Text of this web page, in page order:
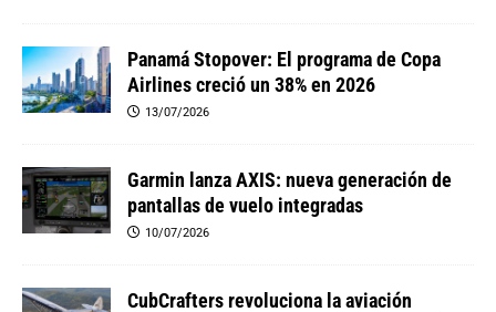
Panamá Stopover: El programa de Copa
Airlines creció un 38% en 2026
13/07/2026
Garmin lanza AXIS: nueva generación de
pantallas de vuelo integradas
10/07/2026
CubCrafters revoluciona la aviación